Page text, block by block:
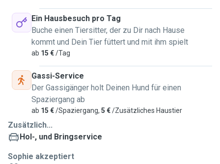
Ein Hausbesuch pro Tag
Buche einen Tiersitter, der zu Dir nach Hause
kommt und Dein Tier füttert und mit ihm spielt
ab 15 €/Tag
Gassi-Service
Der Gassigänger holt Deinen Hund für einen
Spaziergang ab
ab 15 €/Spaziergang, 5 €/Zusätzliches Haustier
Zusätzlich...
Hol-, und Bringservice
Sophie akzeptiert